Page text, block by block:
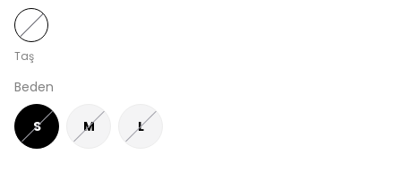
Taş
Beden
S M L